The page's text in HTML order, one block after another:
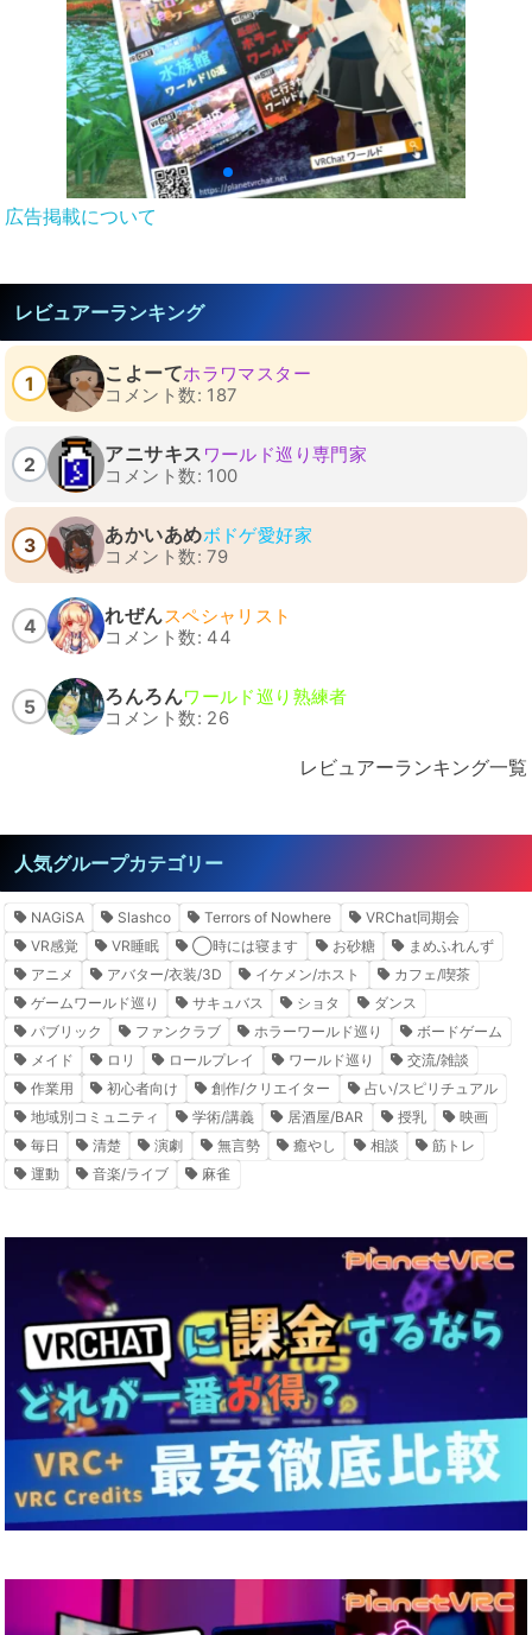
広告掲載について
レビュアーランキング
1 こよーてホラワマスター
コメント数: 187
2 アニサキス ワールド巡り専門家
コメント数: 100
3 あかいあめボドゲ愛好家
コメント数: 79
4 れぜんスペシャリスト
コメント数: 44
5 ろんろんワールド巡り熟練者
コメント数: 26
レビュアーランキング一覧
人気グループカテゴリー
NAGiSA Slashco Terrors of Nowhere
VRChat同期会
VR感覚
VR睡眠 ◯時には寝ます お砂糖
まめふれんず
アニメ
アバター/衣装/3D イケメン/ホスト
カフェ/喫茶
ゲームワールド巡り
サキュバス ショタ
ダンス
パブリック
ファンクラブ ホラーワールド巡り
ボードゲーム
メイド
ロリ ロールプレイ ワールド巡り
交流/雑談
作業用
初心者向け 創作/クリエイター
占い/スピリチュアル
地域別コミュニティ
学術/講義 居酒屋/BAR 授乳
映画
毎日
清楚 演劇 無言勢 癒やし 相談
筋トレ
運動
音楽/ライブ 麻雀